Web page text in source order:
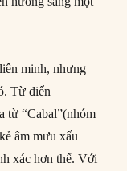
minh, nhưng
Từ điển
từ “Cabal”(nhóm
âm mưu xấu
xác hơn thế. Với